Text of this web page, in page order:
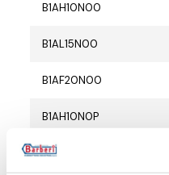
B1AH10N00
B1AL15N00
B1AF20N00
B1AH10N0P
B1AL15N0P